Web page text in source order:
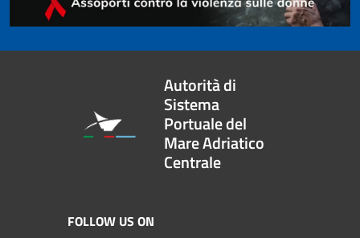
Autorità di
Sistema
Portuale del
Mare Adriatico
Centrale
FOLLOW US ON